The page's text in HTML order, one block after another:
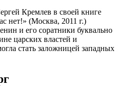
Кремлев в своей книге
нет!» (Москва, 2011 г.)
и его соратники буквально
царских властей и
стать заложницей западных